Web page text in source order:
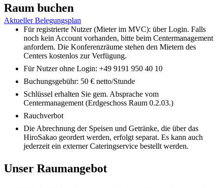
Raum buchen
Aktueller Belegungsplan
Für registrierte Nutzer (Mieter im MVC): über Login. Falls
noch kein Account vorhanden, bitte beim Centermanagement
anfordern. Die Konferenzräume stehen den Mietern des
Centers kostenlos zur Verfügung.
Für Nutzer ohne Login: +49 9191 950 40 10
Buchungsgebühr: 50 € netto/Stunde
Schlüssel erhalten Sie gem. Absprache vom
Centermanagement (Erdgeschoss Raum 0.2.03.)
Rauchverbot
Die Abrechnung der Speisen und Getränke, die über das
HiroSakao geordert werden, erfolgt separat. Es kann auch
jederzeit ein externer Cateringservice bestellt werden.
Unser Raumangebot